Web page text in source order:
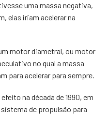
uma massa negativa,
elas iriam acelerar na
motor diametral, ou motor
no qual a massa
para acelerar para sempre.
na década de 1990, em
de propulsão para